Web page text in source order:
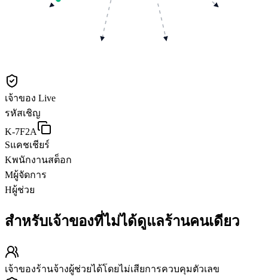
เจ้าของ Live
รหัสเชิญ
K-7F2A
Sแคชเชียร์
Kพนักงานสต็อก
Mผู้จัดการ
Hผู้ช่วย
สำหรับเจ้าของที่ไม่ได้ดูแลร้านคนเดียว
เจ้าของร้านจ้างผู้ช่วยได้โดยไม่เสียการควบคุมตัวเลข